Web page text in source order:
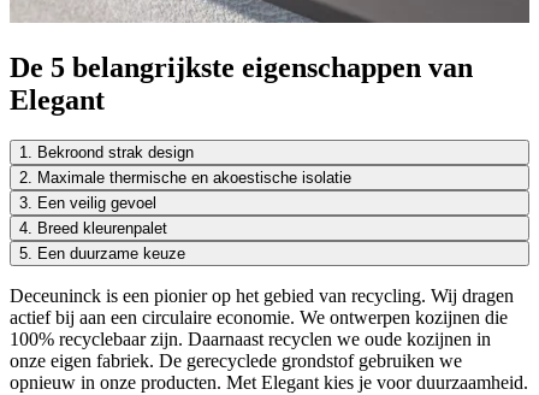
De 5 belangrijkste eigenschappen van
Elegant
1. Bekroond strak design
2. Maximale thermische en akoestische isolatie
3. Een veilig gevoel
4. Breed kleurenpalet
5. Een duurzame keuze
Deceuninck is een pionier op het gebied van recycling. Wij dragen
actief bij aan een circulaire economie. We ontwerpen kozijnen die
100% recyclebaar zijn. Daarnaast recyclen we oude kozijnen in
onze eigen fabriek. De gerecyclede grondstof gebruiken we
opnieuw in onze producten. Met Elegant kies je voor duurzaamheid.